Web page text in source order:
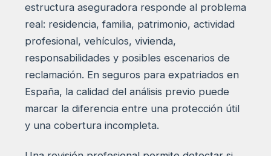
estructura aseguradora responde al problema
real: residencia, familia, patrimonio, actividad
profesional, vehículos, vivienda,
responsabilidades y posibles escenarios de
reclamación. En seguros para expatriados en
España, la calidad del análisis previo puede
marcar la diferencia entre una protección útil
y una cobertura incompleta.